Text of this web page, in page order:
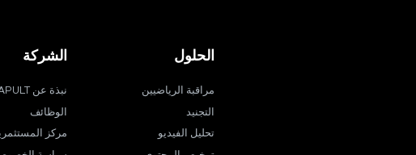
الحلول
مراقبة الرياضيين
التجنيد
تحليل الفيديو
الشركة
نبذة عن CATAPULT
الوظائف
مركز